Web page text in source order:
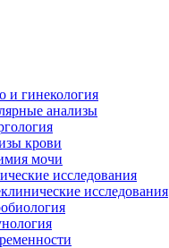
и гинекология
анализы
крови
мочи
исследования
исследования